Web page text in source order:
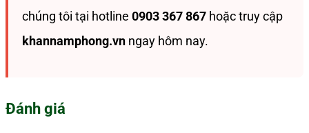
chúng tôi tại hotline 0903 367 867 hoặc truy cập
khannamphong.vn ngay hôm nay.
Đánh giá